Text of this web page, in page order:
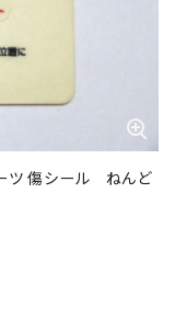
ツ 傷シール ねんど